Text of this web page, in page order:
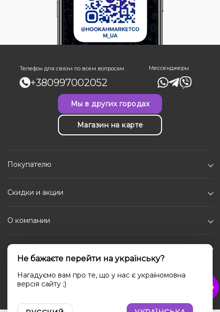
Телефон для связи по всем вопросам
+380997002052
Мессенджеры
Мы в других городах
Магазин на карте
Покупателю
Скидки и акции
О компании
Каталог
Социальные сети
Не бажаєте перейти на українську?
Нагадуємо вам про те, що у нас є україномовна
версія сайту ;)